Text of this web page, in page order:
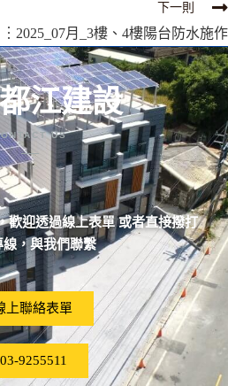
下一則
月_3樓、4樓陽台防水施作
江建設
US
歡迎透過線上表單 或者直接撥打
線，與我們聯繫
上聯絡表單
03-9255511